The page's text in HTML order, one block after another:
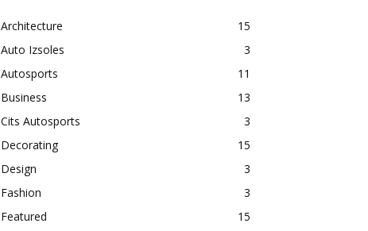
Architecture
15
Auto Izsoles
3
Autosports
11
Business
13
Cits Autosports
3
Decorating
15
Design
3
Fashion
3
Featured
15